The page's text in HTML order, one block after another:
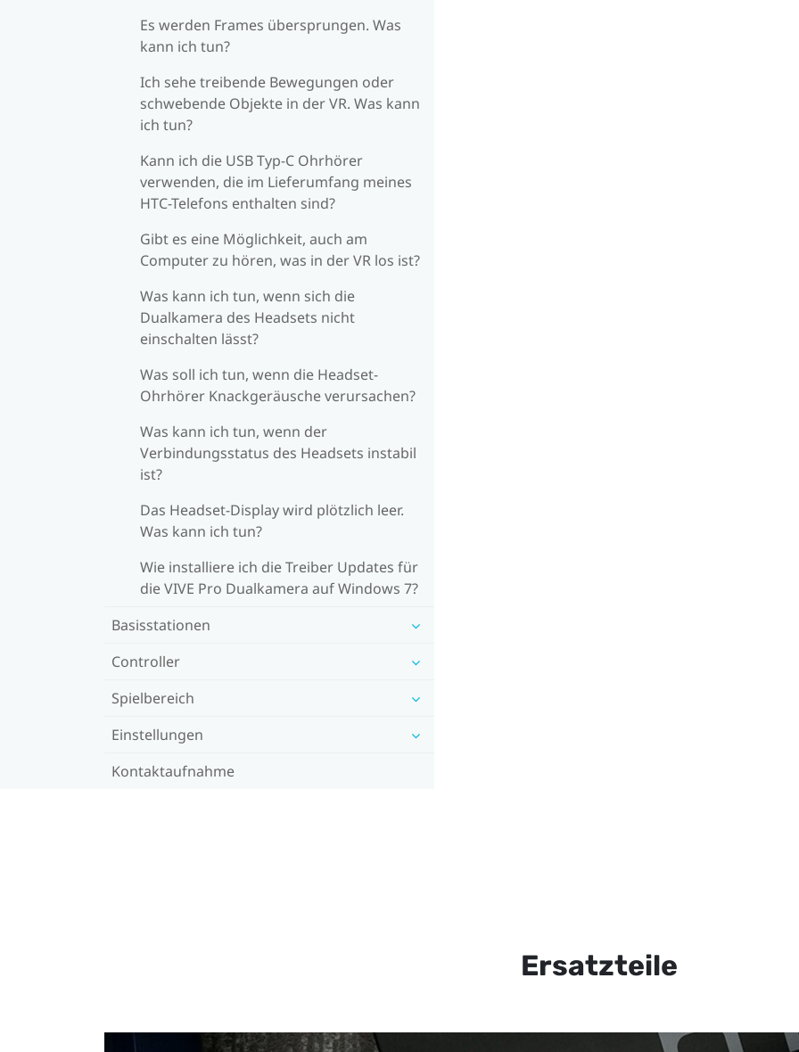
Es werden Frames übersprungen. Was
kann ich tun?
Ich sehe treibende Bewegungen oder
schwebende Objekte in der VR. Was kann
ich tun?
Kann ich die USB Typ-C Ohrhörer
verwenden, die im Lieferumfang meines
HTC-Telefons enthalten sind?
Gibt es eine Möglichkeit, auch am
Computer zu hören, was in der VR los ist?
Was kann ich tun, wenn sich die
Dualkamera des Headsets nicht
einschalten lässt?
Was soll ich tun, wenn die Headset-
Ohrhörer Knackgeräusche verursachen?
Was kann ich tun, wenn der
Verbindungsstatus des Headsets instabil
ist?
Das Headset-Display wird plötzlich leer.
Was kann ich tun?
Wie installiere ich die Treiber Updates für
die VIVE Pro Dualkamera auf Windows 7?
Basisstationen
Controller
Spielbereich
Einstellungen
Kontaktaufnahme
Ersatzteile